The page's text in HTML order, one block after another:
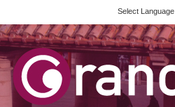
Vés
al
contingut
Select Language